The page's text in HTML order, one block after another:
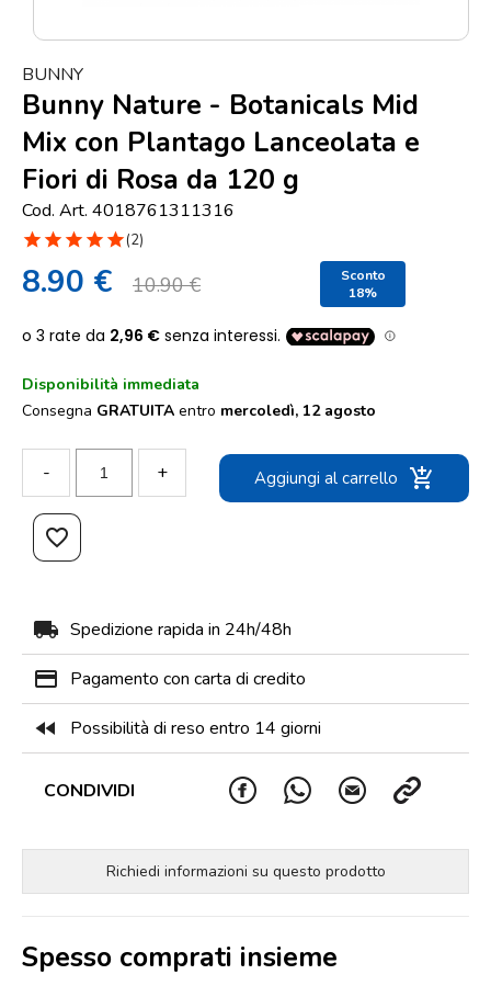
Punti
Blog
e
news
BUNNY
Bunny Nature - Botanicals Mid
Mix con Plantago Lanceolata e
Fiori di Rosa da 120 g
Cod. Art. 4018761311316
star star star star star(2)
8.90 € 10.90 €
Sconto
18%
Disponibilità immediata
Consegna GRATUITA entro mercoledì, 12 agosto
- + Aggiungi al carrello add_shopping_cart
favorite_border
local_shipping Spedizione rapida in 24h/48h
payment Pagamento con carta di credito
fast_rewind Possibilità di reso entro 14 giorni
CONDIVIDI
Richiedi informazioni su questo prodotto
Spesso comprati insieme